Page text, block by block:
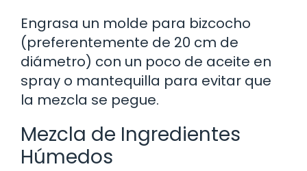
Engrasa un molde para bizcocho
(preferentemente de 20 cm de
diámetro) con un poco de aceite en
spray o mantequilla para evitar que
la mezcla se pegue.
Mezcla de Ingredientes
Húmedos